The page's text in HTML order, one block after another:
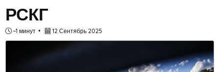
РСКГ
~1 минут 12 Сентябрь 2025